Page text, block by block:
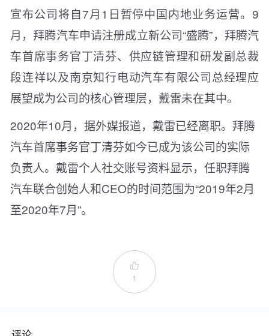
宣布公司将自7月1日暂停中国内地业务运营。9
月，拜腾汽车申请注册成立新公司“盛腾”，拜腾汽
车首席事务官丁清芬、供应链管理和研发副总裁
段连祥以及南京知行电动汽车有限公司总经理应
展望成为公司的核心管理层，戴雷未在其中。
2020年10月，据外媒报道，戴雷已经离职。拜腾
汽车首席事务官丁清芬如今已成为该公司的实际
负责人。戴雷个人社交账号资料显示，任职拜腾
汽车联合创始人和CEO的时间范围为“2019年2月
至2020年7月”。

1